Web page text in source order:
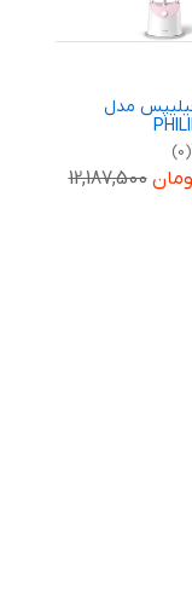
فیلیپس مدل
(0)
12,187,500